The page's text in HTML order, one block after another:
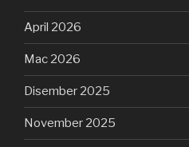
April 2026
Mac 2026
Disember 2025
November 2025